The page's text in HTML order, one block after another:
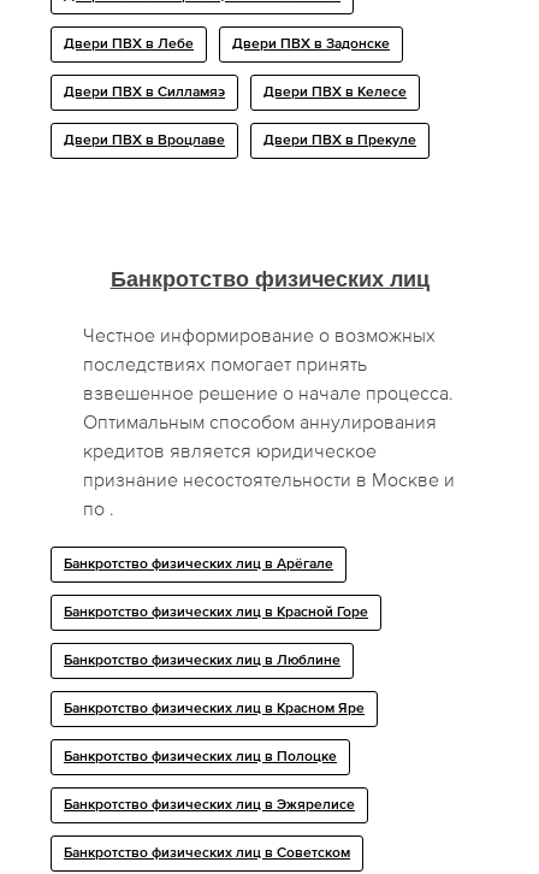
Двери ПВХ в Лебе Двери ПВХ в Задонске
Двери ПВХ в Силламяэ Двери ПВХ в Келесе
Двери ПВХ в Вроцлаве Двери ПВХ в Прекуле
Банкротство физических лиц
Честное информирование о возможных
последствиях помогает принять
взвешенное решение о начале процесса.
Оптимальным способом аннулирования
кредитов является юридическое
признание несостоятельности в Москве и
по .
Банкротство физических лиц в Арёгале
Банкротство физических лиц в Красной Горе
Банкротство физических лиц в Люблине
Банкротство физических лиц в Красном Яре
Банкротство физических лиц в Полоцке
Банкротство физических лиц в Эжярелисе
Банкротство физических лиц в Советском